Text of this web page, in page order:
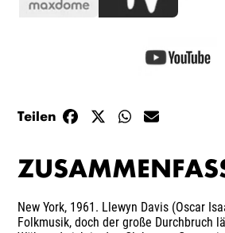
New York, 1961. Llewyn Davis (Oscar
Folkmusik, doch der große Durchbruch
Teilen